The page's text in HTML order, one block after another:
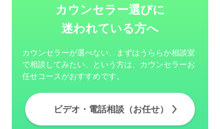
カウンセラー選びに
迷われている方へ
カウンセラーが選べない、まずはうららか相談室
で相談してみたい、という方は、カウンセラーお
任せコースがおすすめです。
ビデオ・電話相談（お任せ）